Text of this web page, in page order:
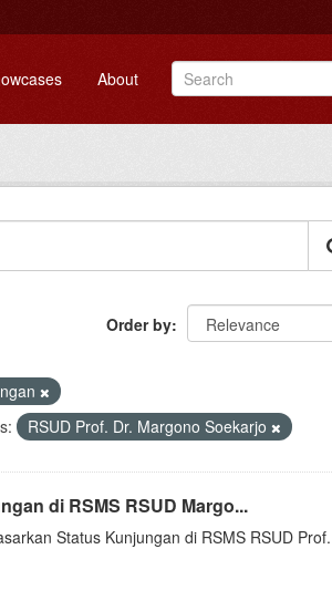
About
Order by
RSUD Prof. Dr. Margono Soekarjo
di RSMS RSUD Margo...
Status Kunjungan di RSMS RSUD